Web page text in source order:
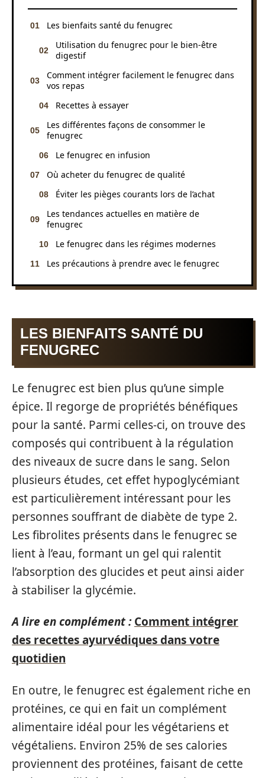
Les bienfaits santé du fenugrec
Utilisation du fenugrec pour le bien-être
digestif
Comment intégrer facilement le fenugrec dans
vos repas
Recettes à essayer
Les différentes façons de consommer le
fenugrec
Le fenugrec en infusion
Où acheter du fenugrec de qualité
Éviter les pièges courants lors de l’achat
Les tendances actuelles en matière de
fenugrec
Le fenugrec dans les régimes modernes
Les précautions à prendre avec le fenugrec
LES BIENFAITS SANTÉ DU
FENUGREC
Le fenugrec est bien plus qu’une simple
épice. Il regorge de propriétés bénéfiques
pour la santé. Parmi celles-ci, on trouve des
composés qui contribuent à la régulation
des niveaux de sucre dans le sang. Selon
plusieurs études, cet effet hypoglycémiant
est particulièrement intéressant pour les
personnes souffrant de diabète de type 2.
Les fibrolites présents dans le fenugrec se
lient à l’eau, formant un gel qui ralentit
l’absorption des glucides et peut ainsi aider
à stabiliser la glycémie.
A lire en complément : Comment intégrer
des recettes ayurvédiques dans votre
quotidien
En outre, le fenugrec est également riche en
protéines, ce qui en fait un complément
alimentaire idéal pour les végétariens et
végétaliens. Environ 25% de ses calories
proviennent des protéines, faisant de cette